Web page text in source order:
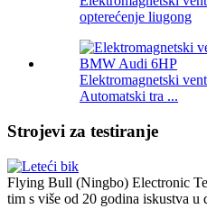
opterećenje liugong
Elektromagnetski
Automatski tra ...
Strojevi za testiranje
Flying Bull (Ningbo) Electronic
tim s više od 20 godina iskustva u